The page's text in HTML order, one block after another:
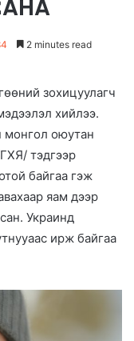
2 minutes read
зохицуулагч
хийлээ.
монгол оюутан
тэдгээр
байгаа гэж
яам дээр
Украинд
ирж байгаа